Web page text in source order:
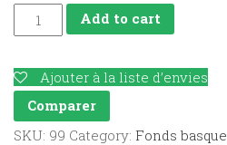
Historia
de
San
Sebastián
Add to cart
Ajouter à la liste d’envies
Comparer
SKU: 99 Category: Fonds basque